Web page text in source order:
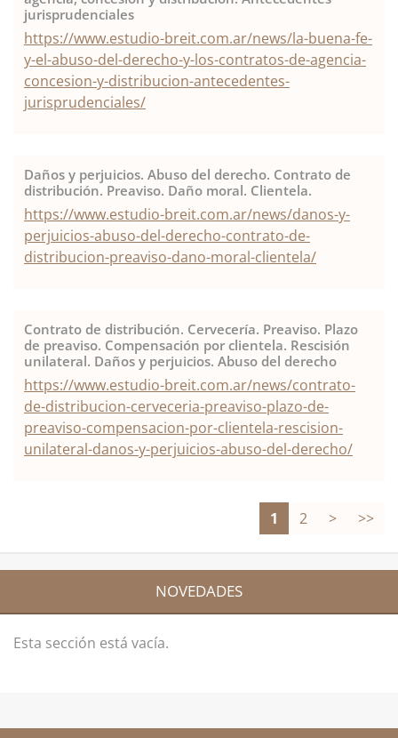
jurisprudenciales
https://www.estudio-breit.com.ar/news/la-buena-fe-
y-el-abuso-del-derecho-y-los-contratos-de-agencia-
concesion-y-distribucion-antecedentes-
jurisprudenciales/
Daños y perjuicios. Abuso del derecho. Contrato de
distribución. Preaviso. Daño moral. Clientela.
https://www.estudio-breit.com.ar/news/danos-y-
perjuicios-abuso-del-derecho-contrato-de-
distribucion-preaviso-dano-moral-clientela/
Contrato de distribución. Cervecería. Preaviso. Plazo
de preaviso. Compensación por clientela. Rescisión
unilateral. Daños y perjuicios. Abuso del derecho
https://www.estudio-breit.com.ar/news/contrato-
de-distribucion-cerveceria-preaviso-plazo-de-
preaviso-compensacion-por-clientela-rescision-
unilateral-danos-y-perjuicios-abuso-del-derecho/
1 2 > >>
NOVEDADES
Esta sección está vacía.